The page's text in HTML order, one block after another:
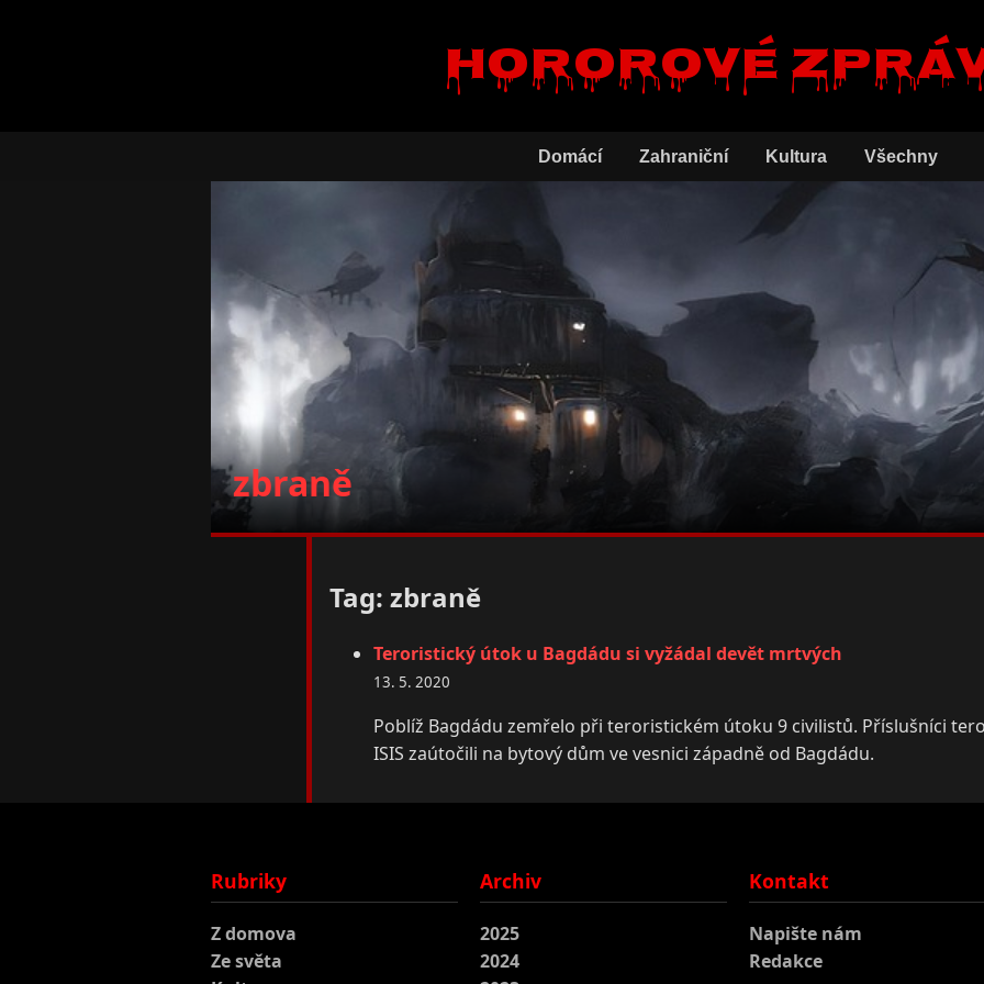
Hororové
Domácí Zahraniční Kultura Všechny
zbraně
Tag: zbraně
Teroristický útok u Bagdádu si vyžádal devět mrtvých
13. 5. 2020
Poblíž Bagdádu zemřelo při teroristickém útoku 9 civilistů. Příslušníci
ISIS zaútočili na bytový dům ve vesnici západně od Bagdádu.
Rubriky
Z domova
Ze světa
Archiv
2025
2024
Kontakt
Napište nám
Redakce